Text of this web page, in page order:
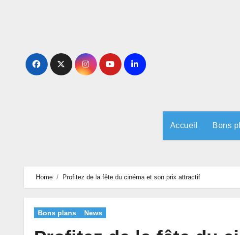
Accueil Bons
Home Profitez de la fête du cinéma et son prix attractif
Bons plans News